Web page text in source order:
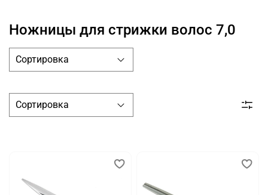
Ножницы для стрижки волос 7,0